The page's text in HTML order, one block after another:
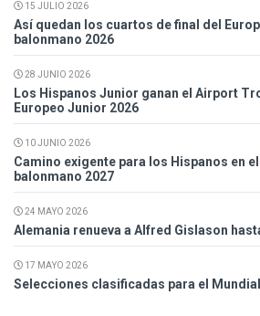
15 JULIO 2026
Así quedan los cuartos de final del
balonmano 2026
28 JUNIO 2026
Los Hispanos Junior ganan el Airport
Europeo Junior 2026
10 JUNIO 2026
Camino exigente para los Hispanos en
balonmano 2027
24 MAYO 2026
Alemania renueva a Alfred Gislason
17 MAYO 2026
Selecciones clasificadas para el